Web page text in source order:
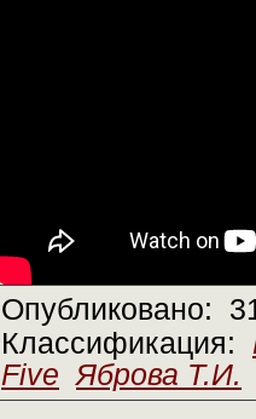
Опубликовано:
Классификация:
Five Яброва Т.И.